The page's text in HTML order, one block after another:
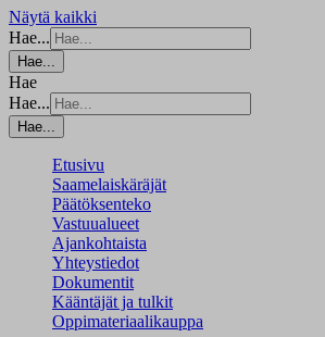
Näytä kaikki
Hae...
Hae...
Hae
Hae...
Hae...
Etusivu
Saamelaiskäräjät
Päätöksenteko
Vastuualueet
Ajankohtaista
Yhteystiedot
Dokumentit
Kääntäjät ja tulkit
Oppimateriaalikauppa